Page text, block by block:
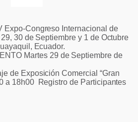
Expo-Congreso Internacional de
30 de Septiembre y 1 de Octubre
Ecuador.
Martes 29 de Septiembre de
de Exposición Comercial “Gran
a 18h00 Registro de Participantes